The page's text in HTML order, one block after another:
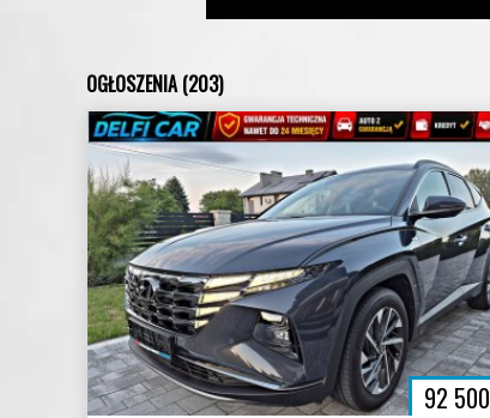
OGŁOSZENIA (203)
92 500